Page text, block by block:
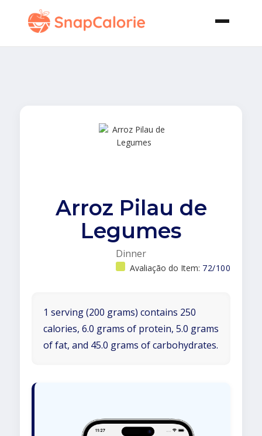
Arroz Pilau de
Legumes
Dinner
Avaliação do Item: 72/100
1 serving (200 grams) contains 250
calories, 6.0 grams of protein, 5.0 grams
of fat, and 45.0 grams of carbohydrates.